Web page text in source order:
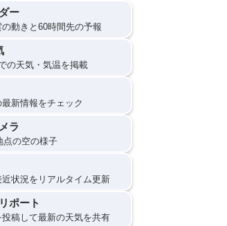
ー
動きと60時間先の予報
の天気・気温を掲載
新情報をチェック
ラ
点の空の様子
状況をリアルタイム更新
ポート
投稿して最新の天気を共有